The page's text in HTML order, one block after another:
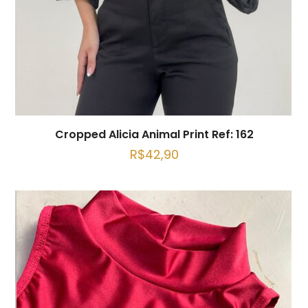
Cropped Alicia Animal Print Ref: 162
R$42,90